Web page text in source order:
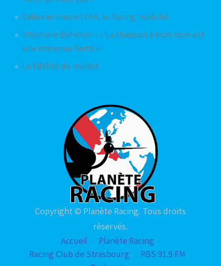
Valenciennes en CFA, le Racing repêché
Stéphane Bahoken : « La chanson à mon nom est
une immense fierté »
La fidélité du maillot
Copyright © Planète Racing. Tous droits
réservés.
Accueil
Planète Racing
Racing Club de Strasbourg
RBS 91.9 FM